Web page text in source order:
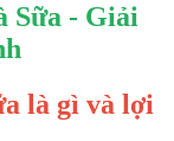
Sữa - Giải
là gì và lợi